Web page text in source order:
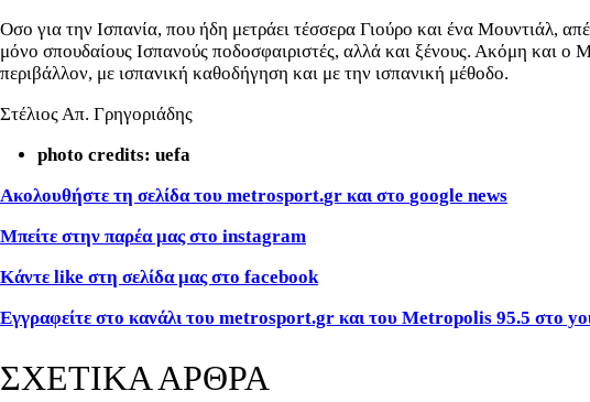
Οσο για την Ισπανία, που ήδη μετράει τέσσερα Γιούρο και ένα Μουντιάλ,
μόνο σπουδαίους Ισπανούς ποδοσφαιριστές, αλλά και ξένους. Ακόμη και ο
περιβάλλον, με ισπανική καθοδήγηση και με την ισπανική μέθοδο.
Στέλιος Απ. Γρηγοριάδης
photo credits: uefa
Ακολουθήστε τη σελίδα του metrosport.gr και στο google news
Μπείτε στην παρέα μας στο instagram
Κάντε like στη σελίδα μας στο facebook
Εγγραφείτε στο κανάλι του metrosport.gr και του Metropolis 95.5 στο
ΣΧΕΤΙΚΑ ΑΡΘΡΑ